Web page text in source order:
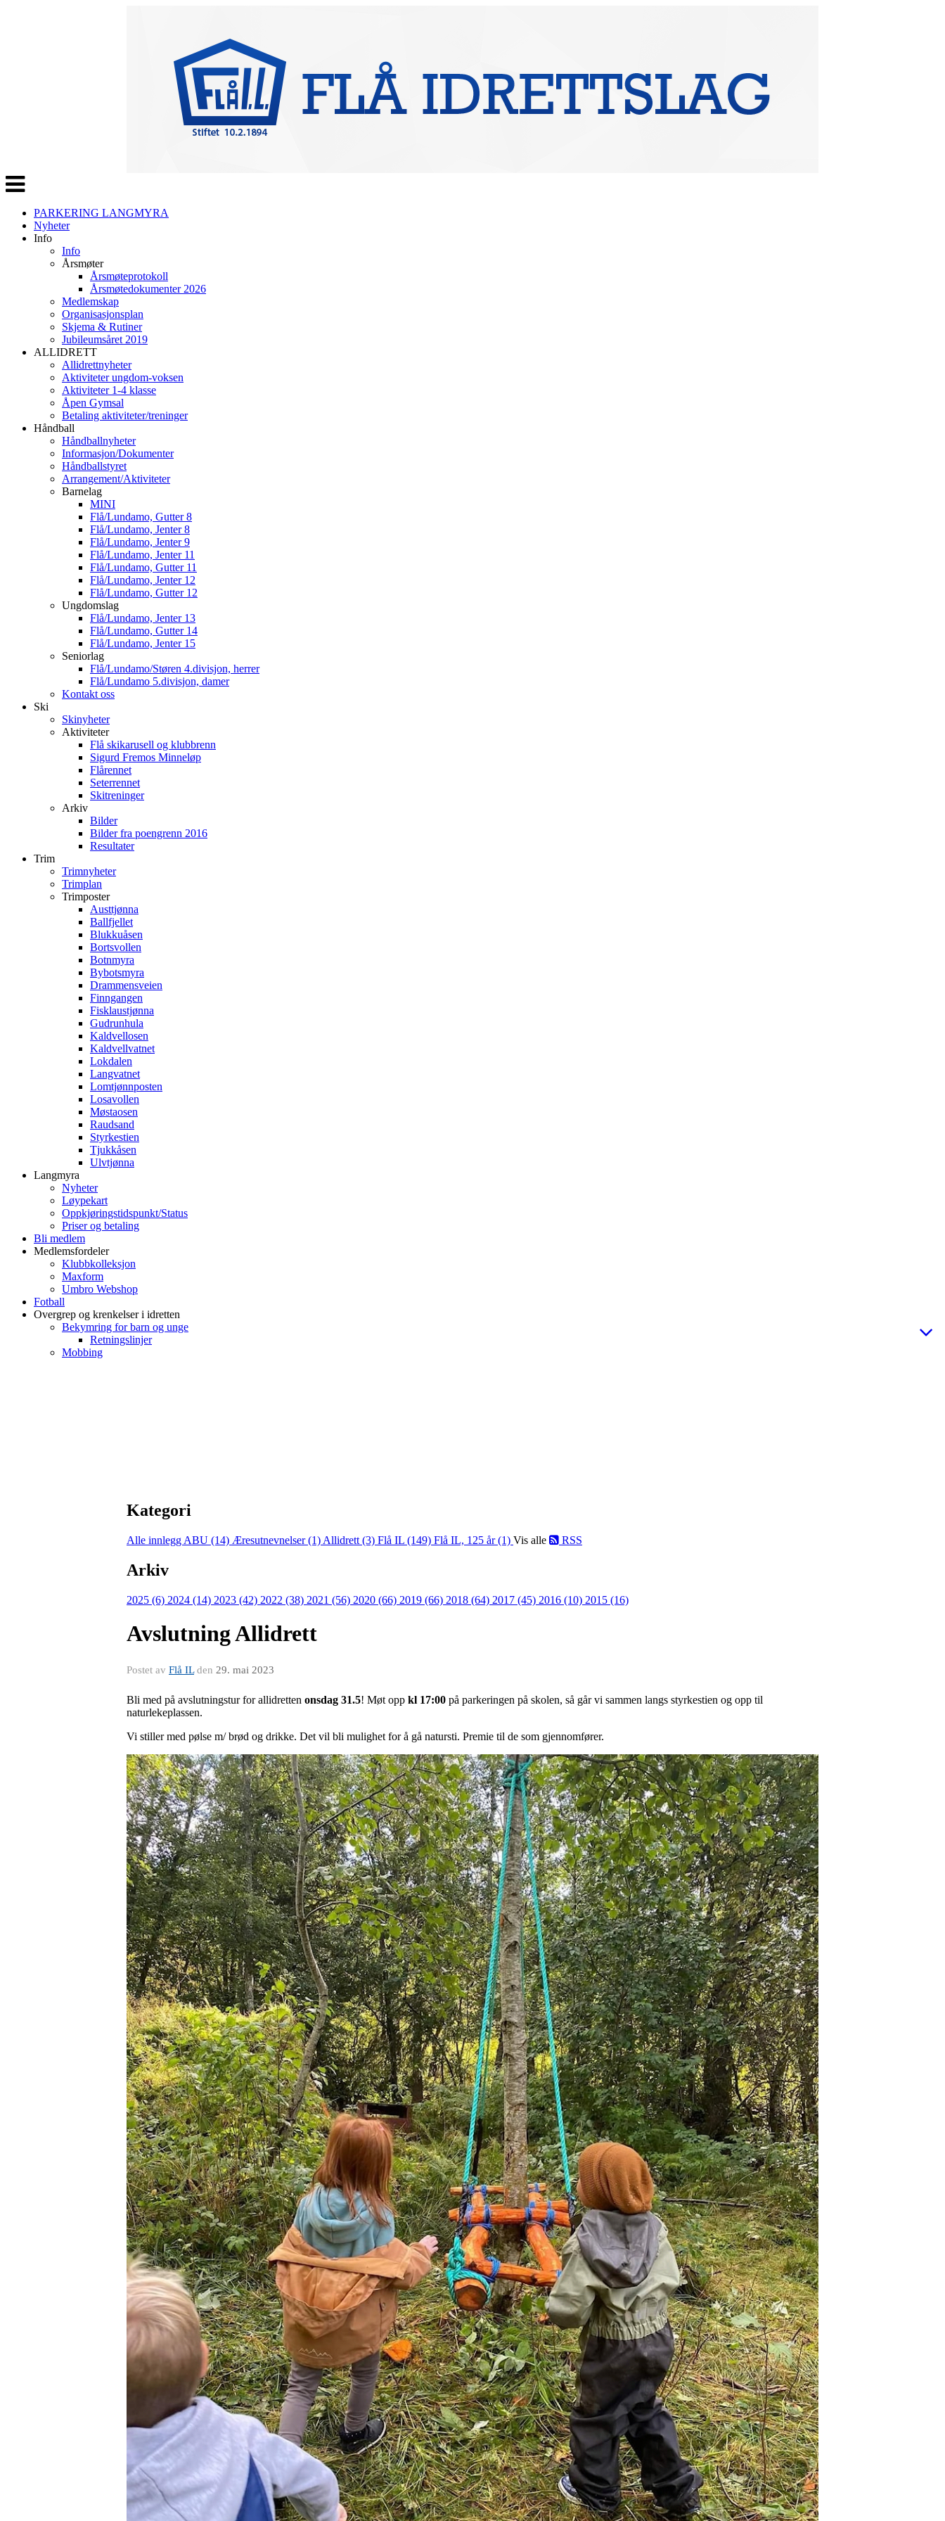
Veksle
navigasjon
PARKERING LANGMYRA
Nyheter
Info
Info
Årsmøter
Årsmøteprotokoll
Årsmøtedokumenter 2026
Medlemskap
Organisasjonsplan
Skjema & Rutiner
Jubileumsåret 2019
ALLIDRETT
Allidrettnyheter
Aktiviteter ungdom-voksen
Aktiviteter 1-4 klasse
Åpen Gymsal
Betaling aktiviteter/treninger
Håndball
Håndballnyheter
Informasjon/Dokumenter
Håndballstyret
Arrangement/Aktiviteter
Barnelag
MINI
Flå/Lundamo, Gutter 8
Flå/Lundamo, Jenter 8
Flå/Lundamo, Jenter 9
Flå/Lundamo, Jenter 11
Flå/Lundamo, Gutter 11
Flå/Lundamo, Jenter 12
Flå/Lundamo, Gutter 12
Ungdomslag
Flå/Lundamo, Jenter 13
Flå/Lundamo, Gutter 14
Flå/Lundamo, Jenter 15
Seniorlag
Flå/Lundamo/Støren 4.divisjon, herrer
Flå/Lundamo 5.divisjon, damer
Kontakt oss
Ski
Skinyheter
Aktiviteter
Flå skikarusell og klubbrenn
Sigurd Fremos Minneløp
Flårennet
Seterrennet
Skitreninger
Arkiv
Bilder
Bilder fra poengrenn 2016
Resultater
Trim
Trimnyheter
Trimplan
Trimposter
Austtjønna
Ballfjellet
Blukkuåsen
Bortsvollen
Botnmyra
Bybotsmyra
Drammensveien
Finngangen
Fisklaustjønna
Gudrunhula
Kaldvellosen
Kaldvellvatnet
Lokdalen
Langvatnet
Lomtjønnposten
Losavollen
Møstaosen
Raudsand
Styrkestien
Tjukkåsen
Ulvtjønna
Langmyra
Nyheter
Løypekart
Oppkjøringstidspunkt/Status
Priser og betaling
Bli medlem
Medlemsfordeler
Klubbkolleksjon
Maxform
Umbro Webshop
Fotball
Overgrep og krenkelser i idretten
Bekymring for barn og unge
Retningslinjer
Mobbing
Kategori
Alle innlegg ABU (14) Æresutnevnelser (1) Allidrett (3) Flå IL (149) Flå IL, 125 år (1) Vis alle RSS
Arkiv
2025 (6) 2024 (14) 2023 (42) 2022 (38) 2021 (56) 2020 (66) 2019 (66) 2018 (64) 2017 (45) 2016 (10) 2015 (16)
Avslutning Allidrett
Postet av Flå ILden 29. mai 2023
Bli med på avslutningstur for allidretten onsdag 31.5! Møt opp kl 17:00 på parkeringen på skolen, så går vi sammen langs styrkestien og opp til
naturlekeplassen.
Vi stiller med pølse m/ brød og drikke. Det vil bli mulighet for å gå natursti. Premie til de som gjennomfører.